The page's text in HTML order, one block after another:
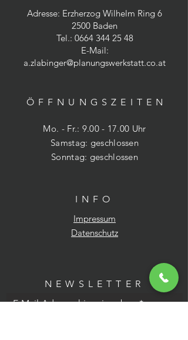
Adresse: Erzherzog Wilhelm Ring 6
2500 Baden
Tel.: 0664 344 25 48
E-Mail:
a.zlabinger@planungswerkstatt.co.at
ÖFFNUNGSZEITE N
Mo. - Fr.: 9.00 - 17.00 Uhr
​​Samstag: geschlossen
​Sonntag: geschlossen
INFO
Impressum
Datenschutz
NEWSLETTER
E-Mail-Adresse hier eingeben